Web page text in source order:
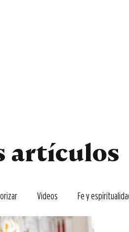
artículos
Videos Fe y